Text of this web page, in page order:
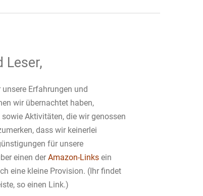
Leser,
Erfahrungen und
wir übernachtet haben,
Aktivitäten, die wir genossen
dass wir keinerlei
für unsere
einen der Amazon-Links ein
eine kleine Provision. (Ihr findet
so einen Link.)